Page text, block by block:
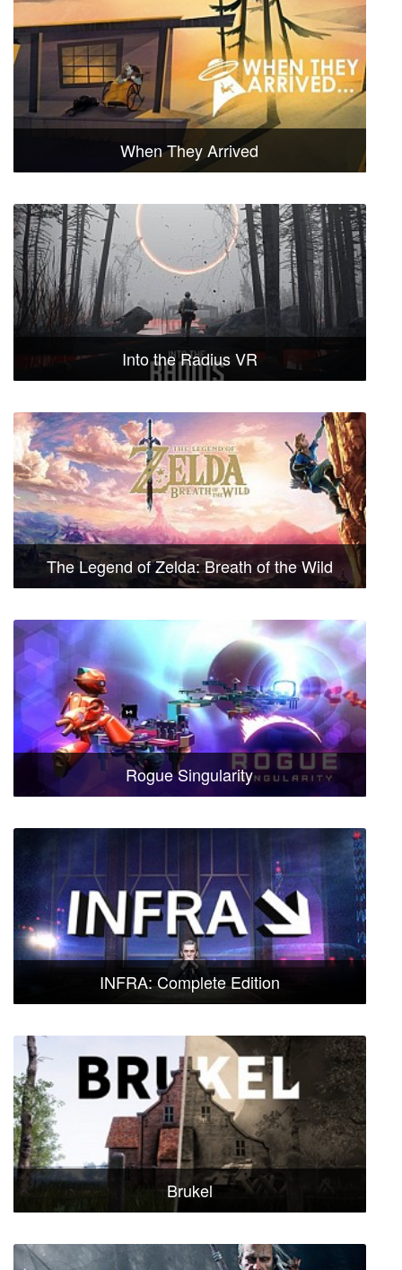
When They Arrived
Into the Radius VR
The Legend of Zelda: Breath of the Wild
Rogue Singularity
INFRA: Complete Edition
Brukel